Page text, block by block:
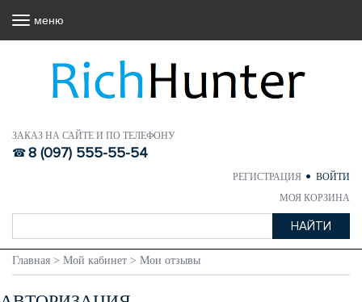
ЗАКАЗ НА САЙТЕ И ПО ТЕЛЕФОНУ
8 (097) 555-55-54
РЕГИСТРАЦИЯ
ВОЙТИ
МОЯ КОРЗИНА
меню
Главная > Мой кабинет > Мои отзывы